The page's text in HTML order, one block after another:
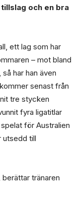
och en bra
ett lag som har
– mot bland
har han även
senast från
tre stycken
fyra ligatitlar
för Australien
utsedd till
tränaren